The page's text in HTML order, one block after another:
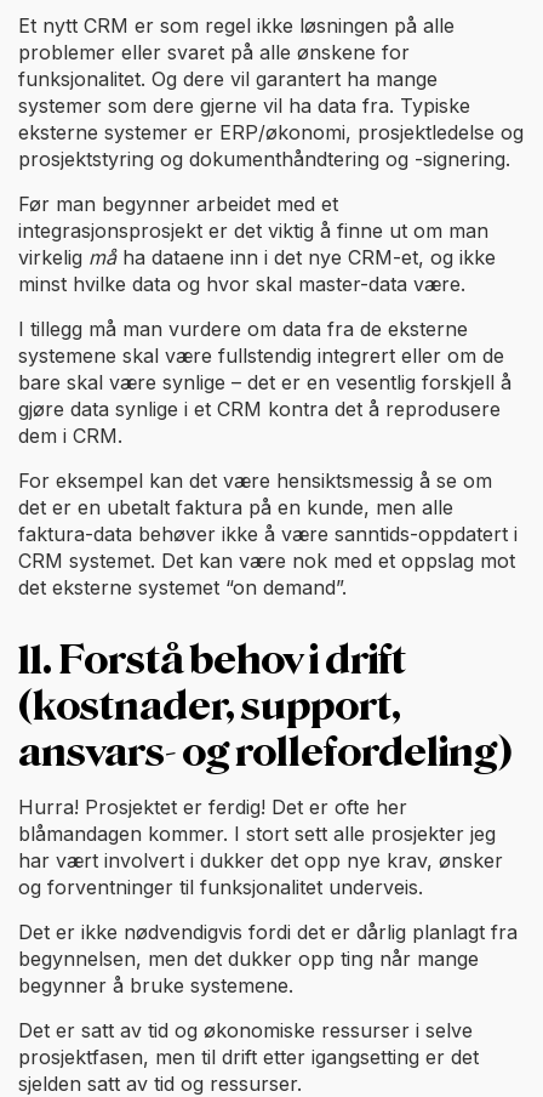
Et nytt CRM er som regel ikke løsningen på alle
problemer eller svaret på alle ønskene for
funksjonalitet. Og dere vil garantert ha mange
systemer som dere gjerne vil ha data fra. Typiske
eksterne systemer er ERP/økonomi, prosjektledelse og
prosjektstyring og dokumenthåndtering og -signering.
Før man begynner arbeidet med et
integrasjonsprosjekt er det viktig å finne ut om man
virkelig måha dataene inn i det nye CRM-et, og ikke
minst hvilke data og hvor skal master-data være.
I tillegg må man vurdere om data fra de eksterne
systemene skal være fullstendig integrert eller om de
bare skal være synlige – det er en vesentlig forskjell å
gjøre data synlige i et CRM kontra det å reprodusere
dem i CRM.
For eksempel kan det være hensiktsmessig å se om
det er en ubetalt faktura på en kunde, men alle
faktura-data behøver ikke å være sanntids-oppdatert i
CRM systemet. Det kan være nok med et oppslag mot
det eksterne systemet “on demand”.
11. Forstå behov i drift
(kostnader, support,
ansvars- og rollefordeling)
Hurra! Prosjektet er ferdig! Det er ofte her
blåmandagen kommer. I stort sett alle prosjekter jeg
har vært involvert i dukker det opp nye krav, ønsker
og forventninger til funksjonalitet underveis.
Det er ikke nødvendigvis fordi det er dårlig planlagt fra
begynnelsen, men det dukker opp ting når mange
begynner å bruke systemene.
Det er satt av tid og økonomiske ressurser i selve
prosjektfasen, men til drift etter igangsetting er det
sjelden satt av tid og ressurser.